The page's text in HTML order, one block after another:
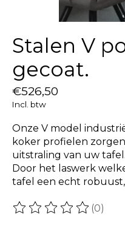
Stalen V
gecoat.
€526,50
Incl. btw
Onze V model
koker profielen
uitstraling van uw tafel.
Door het laswerk
tafel een echt
De beoordeling van
(0)